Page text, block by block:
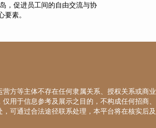
，促进员工间的自由交流与协
素。
方等主体不存在任何隶属关系、授权关系或商业
用于信息参考及展示之目的，不构成任何招商、
可通过合法途径联系处理，本平台将在核实后及